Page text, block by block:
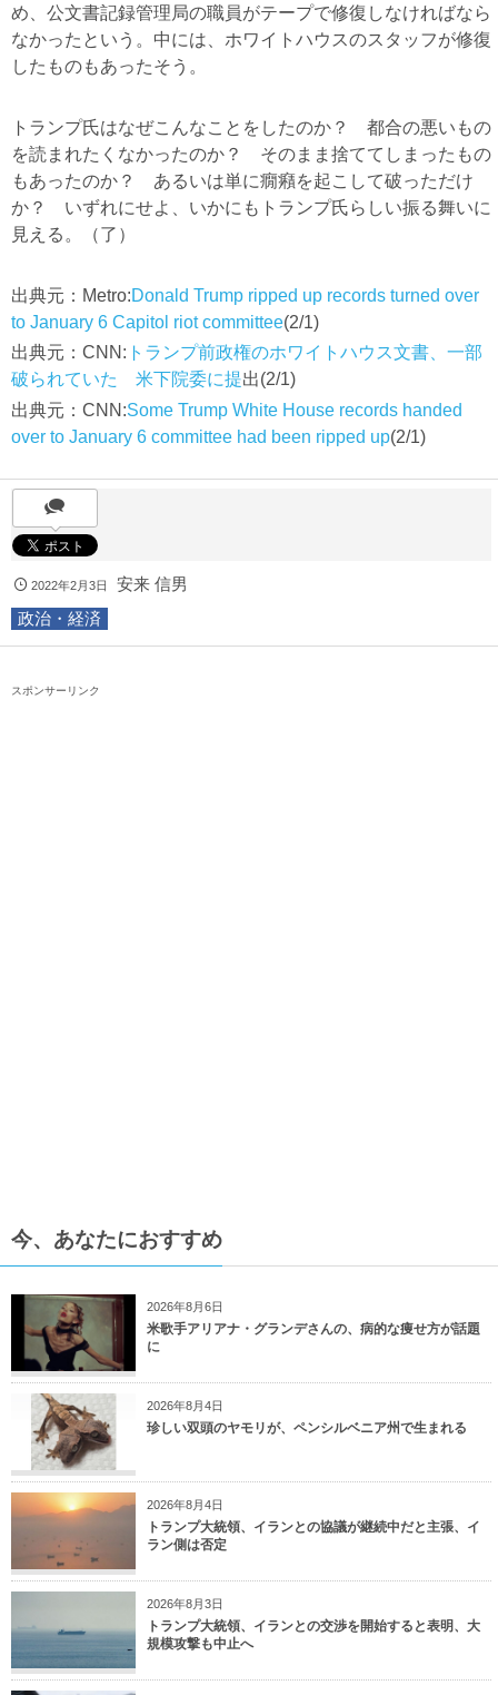
め、公文書記録管理局の職員がテープで修復しなければなら
なかったという。中には、ホワイトハウスのスタッフが修復
したものもあったそう。
トランプ氏はなぜこんなことをしたのか？ 都合の悪いもの
を読まれたくなかったのか？ そのまま捨ててしまったもの
もあったのか？ あるいは単に癇癪を起こして破っただけ
か？ いずれにせよ、いかにもトランプ氏らしい振る舞いに
見える。（了）
出典元：Metro:Donald Trump ripped up records turned over
to January 6 Capitol riot committee(2/1)
出典元：CNN: トランプ前政権のホワイトハウス文書、一部
破られていた 米下院委に提出(2/1)
出典元：CNN:Some Trump White House records handed
over to January 6 committee had been ripped up(2/1)
2022年2月3日
安来 信男
政治・経済
スポンサーリンク
今、あなたにおすすめ
2026年8月6日
米歌手アリアナ・グランデさんの、病的な痩せ方が話題
に
2026年8月4日
珍しい双頭のヤモリが、ペンシルベニア州で生まれる
2026年8月4日
トランプ大統領、イランとの協議が継続中だと主張、イ
ラン側は否定
2026年8月3日
トランプ大統領、イランとの交渉を開始すると表明、大
規模攻撃も中止へ